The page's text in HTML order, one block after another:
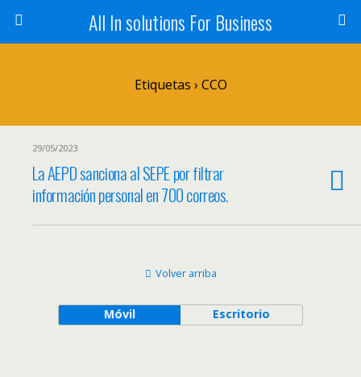
All In solutions For Business
Etiquetas › CCO
29/05/2023
La AEPD sanciona al SEPE por filtrar
información personal en 700 correos.
Volver arriba
Móvil Escritorio